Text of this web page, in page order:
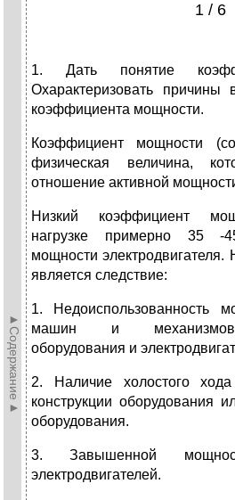
►Содержание►
1 / 6
1. Дать понятие
Охарактеризовать причины
коэффициента мощности.
Коэффициент мощности
физическая величина,
отношение активной
Низкий коэффициент
нагрузке примерно 35 -
мощности
является следствие:
1. Недоиспользованность
машин и механизмов,
оборудования и
2. Наличие холостого
конструкции оборудования
оборудования.
3. Завышенной
электродвигателей.